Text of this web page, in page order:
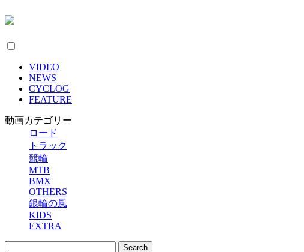
VIDEO
NEWS
CYCLOG
FEATURE
動画カテゴリー
ロード
トラック
競輪
MTB
BMX
OTHERS
銀輪の風
KIDS
EXTRA